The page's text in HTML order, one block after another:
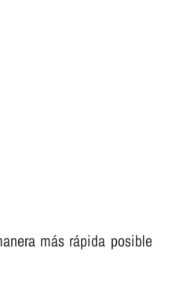
más rápida posible